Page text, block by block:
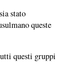
stato
queste
questi gruppi